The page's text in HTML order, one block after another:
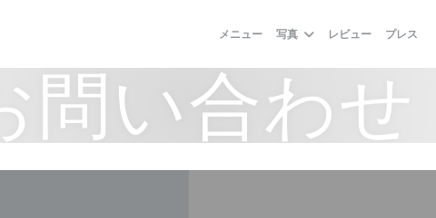
メニュー 写真 レビュー プレス
問い合わせ